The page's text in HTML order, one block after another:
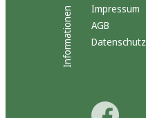
Informationen
Impressum
AGB
Datenschutz